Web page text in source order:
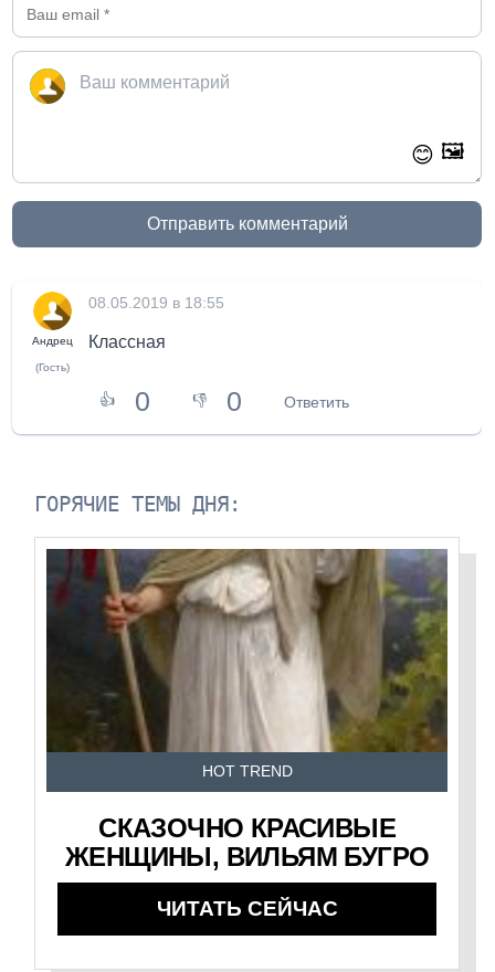
😊 🖼️
Отправить комментарий
Андрец
(Гость)
08.05.2019 в 18:55
Классная
👍 0 👎 0 Ответить
ГОРЯЧИЕ ТЕМЫ ДНЯ:
HOT TREND
СКАЗОЧНО КРАСИВЫЕ
ЖЕНЩИНЫ, ВИЛЬЯМ БУГРО
ЧИТАТЬ СЕЙЧАС